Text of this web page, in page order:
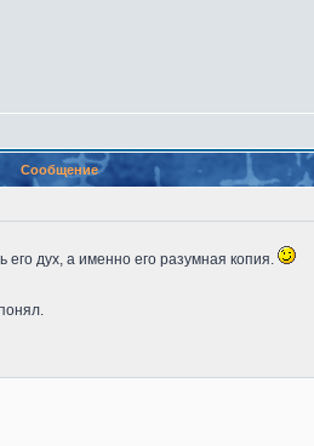
Сообщение
его дух, а именно его разумная копия.